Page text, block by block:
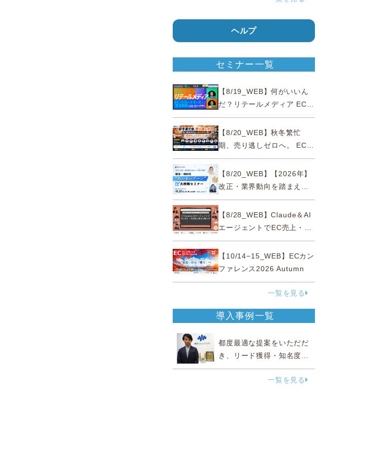
ヘルプ
セミナー一覧
【8/19_WEB】何がいいん
だ？リテールメディア EC・
小売の未来を変える事業戦
略【8/20_WEB】秋冬繁忙
期、売り逃しゼロへ。 EC運
営効率化と機会損失を防ぐ
『直前チェックポイント』
【8/20_WEB】【2026年】
改正・業界動向を踏まえて
事例で理解 健食・機能
性“あいまいゾーン”大攻略セ
ミナー
【8/28_WEB】Claude＆AI
エージェントでEC売上・生
産性の両方を爆上げ ～ただ
使うだけじゃない！&qu...
【10/14−15_WEB】ECカン
ファレンス2026 Autumn
一覧を見る
導入事例一覧
都度最適な提案をいただだ
き、リード獲得・知名度向
上に効果実感
一覧を見る